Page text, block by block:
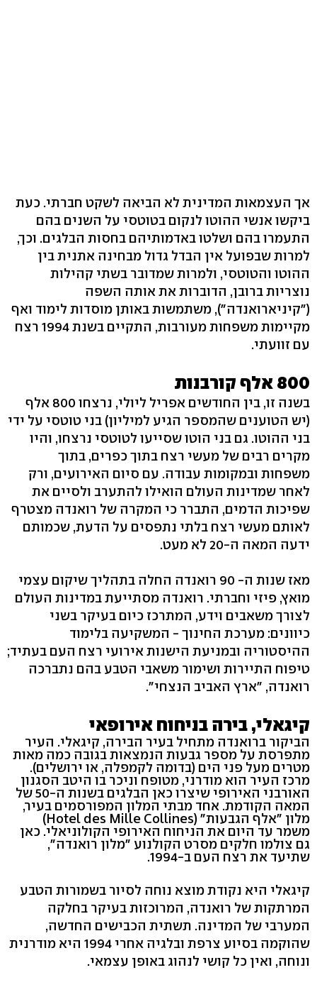
אך העצמאות המדינית לא הביאה לשקט חברתי. כעת
ביקשו אנשי ההוטו לנקום בטוטסי על השנים בהם
התעמרו בהם ושלטו באדמותיהם בחסות הבלגים. וכך,
למרות שבפועל אין הבדל גדול מבחינה אתנית בין
ההוטו והטוטסי, ולמרות שמדובר בשתי קהילות
נוצריות ברובן, הדוברות את אותה השפה
("קיניארואנדה"), משתמשות באותן מוסדות לימוד ואף
מקיימות משפחות מעורבות, התקיים בשנת 1994 רצח
עם זוועתי.
800 אלף קורבנות
בשנה זו, בין החודשים אפריל ליולי, נרצחו 800 אלף
(יש הטוענים שהמספר הגיע למיליון) בני טוטסי על ידי
בני ההוטו. גם בני הוטו שסייעו לטוטסי נרצחו, והיו
מקרים רבים של מעשי רצח בתוך כפרים, בתוך
משפחות ובמקומות עבודה. עם סיום האירועים, ורק
לאחר שמדינות העולם הואילו להתערב ולסיים את
שפיכות הדמים, התברר כי המקרה של רואנדה מצטרף
לאותם מעשי רצח בלתי נתפסים על הדעת, שכמותם
ידעה המאה ה-20 לא מעט.
מאז שנות ה- 90 רואנדה החלה בתהליך שיקום עצמי
מואץ, פיזי וחברתי. רואנדה מסתייעת במדינות העולם
לצורך משאבים וידע, המתרכז כיום בעיקר בשני
כיוונים: מערכת החינוך - המשקיעה בלימוד
ההיסטוריה ובמניעת הישנות אירועי רצח העם בעתיד;
טיפוח התיירות ושימור משאבי הטבע בהם נתברכה
רואנדה, "ארץ האביב הנצחי".
קיגאלי, בירה בניחוח אירופאי
הביקור ברואנדה מתחיל בעיר הבירה, קיגאלי. העיר
מתפרסת על מספר גבעות הנמצאות בגובה כמה מאות
מטרים מעל פני הים (בדומה לקמפלה, או ירושלים).
מרכז העיר הוא מודרני, מטופח וניכר בו היטב הסגנון
האורבני האירופי שיצרו כאן הבלגים בשנות ה-50 של
המאה הקודמת. אחד מבתי המלון המפורסמים בעיר,
מלון "אלף הגבעות" (Hotel des Mille Collines)
משמר עד היום את הניחוח האירופי הקולוניאלי. כאן
גם צולמו חלקים מסרט הקולנוע "מלון רואנדה",
שתיעד את רצח העם ב-1994.
קיגאלי היא נקודת מוצא נוחה לסיור בשמורות הטבע
המרתקות של רואנדה, המרוכזות בעיקר בחלקה
המערבי של המדינה. תשתית הכבישים החדשה,
שהוקמה בסיוע צרפת ובלגיה אחרי 1994 היא מודרנית
ונוחה, ואין כל קושי לנהוג באופן עצמאי.